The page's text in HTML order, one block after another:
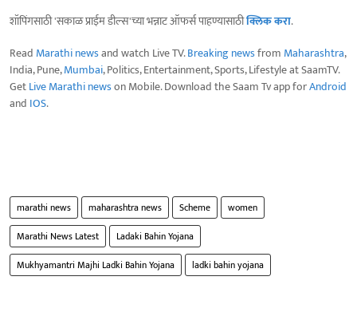
शॉपिंगसाठी 'सकाळ प्राईम डील्स'च्या भन्नाट ऑफर्स पाहण्यासाठीक्लिक करा.
Read Marathi newsand watch Live TV.Breaking newsfrom Maharashtra,
India, Pune,Mumbai, Politics, Entertainment, Sports, Lifestyle at SaamTV.
GetLive Marathi newson Mobile. Download the Saam Tv app forAndroid
and IOS.
marathi news maharashtra news Scheme
women
Marathi News Latest
Ladaki Bahin Yojana
Mukhyamantri Majhi Ladki Bahin Yojana
ladki bahin yojana